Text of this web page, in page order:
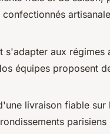
s'adapter aux régimes
équipes proposent
livraison fiable